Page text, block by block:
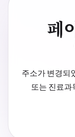
한의
진료
페
주소가 변경되
또는 진료과